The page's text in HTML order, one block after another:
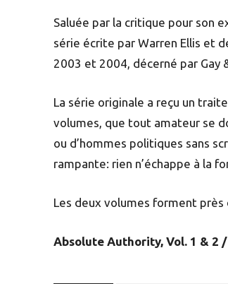
Saluée par la critique pour son
série écrite par Warren Ellis et
2003 et 2004, décerné par Gay
La série originale a reçu un
volumes, que tout amateur se
ou d’hommes politiques sans
rampante: rien n’échappe à la
Les deux volumes forment près
Absolute Authority, Vol. 1 & 2